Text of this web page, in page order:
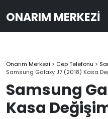
ONARIM MERKEZI
Onarım Merkezi > Cep Telefonu >
Samsung Galaxy J7 (2018) Kasa
Samsung
Kasa